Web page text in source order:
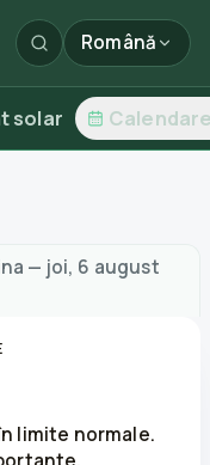
Română
solar
— joi, 6 august
limite normale.